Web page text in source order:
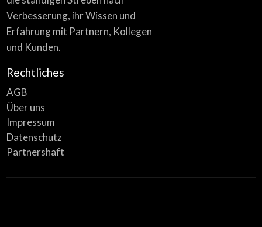
Verbesserung, ihr Wissen und
Erfahrung mit Partnern, Kollegen
und Kunden.
Rechtliches
AGB
Über uns
Impressum
Datenschutz
Partnershaft